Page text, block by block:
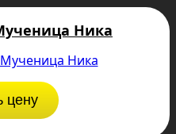
Ника
цену